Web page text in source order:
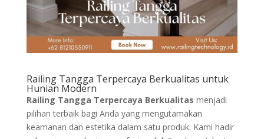
Railing Tangga Terpercaya Berkualitas untuk
Hunian Modern
Railing Tangga Terpercaya Berkualitas menjadi
pilihan terbaik bagi Anda yang mengutamakan
keamanan dan estetika dalam satu produk. Kami hadir